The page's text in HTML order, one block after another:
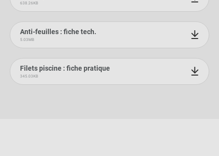
15,00 €
638.26KB
Anti-feuilles : fiche tech.
5.03MB
Filets piscine : fiche pratique
345.03KB